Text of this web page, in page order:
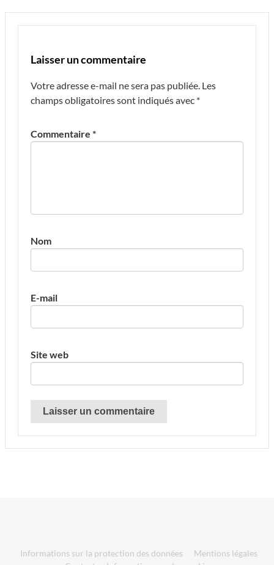
Laisser un commentaire
Votre adresse e-mail ne sera pas publiée. Les
champs obligatoires sont indiqués avec *
Commentaire *
Nom
E-mail
Site web
Informations sur la protection des données
Mentions légales